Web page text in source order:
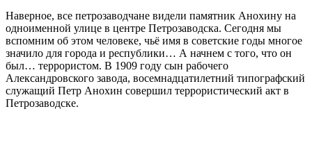
Наверное, все петрозаводчане видели памятник Анохину на
одноименной улице в центре Петрозаводска. Сегодня мы
вспомним об этом человеке, чьё имя в советские годы многое
значило для города и республики… А начнем с того, что он
был… террористом. В 1909 году сын рабочего
Александровского завода, восемнадцатилетний типографский
служащий Петр Анохин совершил террористический акт в
Петрозаводске.